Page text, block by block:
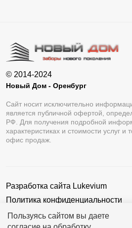
Пользуясь сайтом вы даете
© 2014-2024
Новый Дом - Оренбург
Сайт носит исключительно
является публичной офертой,
РФ. Для получения подробной
характеристиках и стоимости услуг и
офис продаж.
Разработка сайта Lukevium
Политика конфиденциальности
Пользовательское соглашение